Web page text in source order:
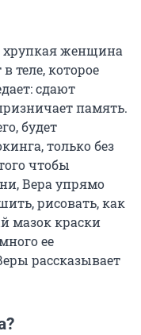
хрупкая женщина
теле, которое
сдают
память.
будет
только без
чтобы
Вера упрямо
рисовать, как
мазок краски
ее
рассказывает